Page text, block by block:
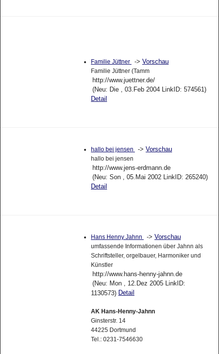
Familie Jüttner -> Vorschau
Familie Jüttner (Tamm
http://www.juettner.de/
(Neu: Die , 03.Feb 2004 LinkID: 574561)
Detail
hallo bei jensen -> Vorschau
hallo bei jensen
http://www.jens-erdmann.de
(Neu: Son , 05.Mai 2002 LinkID: 265240)
Detail
Hans Henny Jahnn -> Vorschau
umfassende Informationen über Jahnn als
Schriftsteller, orgelbauer, Harmoniker und
Künstler
http://www.hans-henny-jahnn.de
(Neu: Mon , 12.Dez 2005 LinkID:
1130573) Detail
AK Hans-Henny-Jahnn
Ginsterstr. 14
44225 Dortmund
Tel.: 0231-7546630